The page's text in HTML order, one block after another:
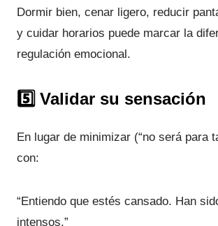
Dormir bien, cenar ligero, reducir
y cuidar horarios puede marcar la
regulación emocional.
5️⃣ Validar su sensación
En lugar de minimizar (“no será para
con:
“Entiendo que estés cansado. Han
intensos.”